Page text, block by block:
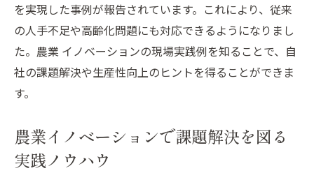
を実現した事例が報告されています。これにより、従来
の人手不足や高齢化問題にも対応できるようになりまし
た。農業 イノベーションの現場実践例を知ることで、自
社の課題解決や生産性向上のヒントを得ることができま
す。
農業イノベーションで課題解決を図る
実践ノウハウ